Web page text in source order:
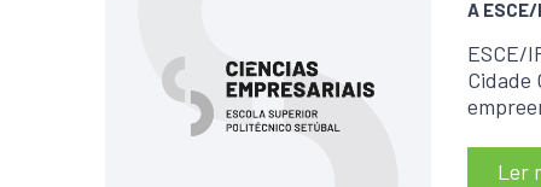
A
ESCE/
Cidade
Ler